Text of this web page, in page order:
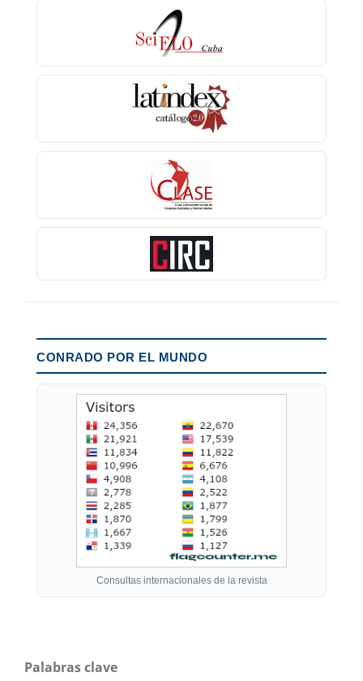
CONRADO POR EL MUNDO
Consultas internacionales de la revista
Palabras clave